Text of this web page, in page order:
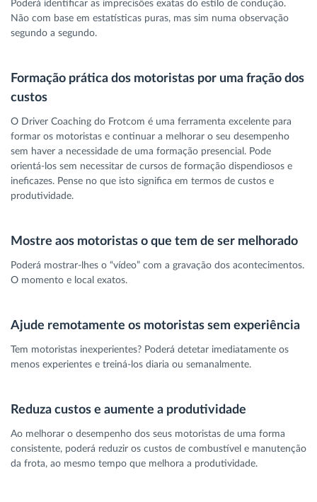
Poderá identificar as imprecisões exatas do estilo de condução.
Não com base em estatísticas puras, mas sim numa observação
segundo a segundo.
Formação prática dos motoristas por uma fração dos
custos
O Driver Coaching do Frotcom é uma ferramenta excelente para
formar os motoristas e continuar a melhorar o seu desempenho
sem haver a necessidade de uma formação presencial. Pode
orientá-los sem necessitar de cursos de formação dispendiosos e
ineficazes. Pense no que isto significa em termos de custos e
produtividade.
Mostre aos motoristas o que tem de ser melhorado
Poderá mostrar-lhes o “vídeo” com a gravação dos acontecimentos.
O momento e local exatos.
Ajude remotamente os motoristas sem experiência
Tem motoristas inexperientes? Poderá detetar imediatamente os
menos experientes e treiná-los diaria ou semanalmente.
Reduza custos e aumente a produtividade
Ao melhorar o desempenho dos seus motoristas de uma forma
consistente, poderá reduzir os custos de combustível e manutenção
da frota, ao mesmo tempo que melhora a produtividade.